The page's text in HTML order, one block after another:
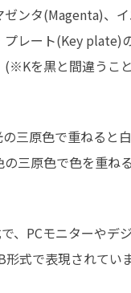
ゼンタ(Magenta)、
レート(Key plate)
(※Kを黒と間違うこ
三原色で重ねると
の三原色で色を重ね
、PCモニターやデ
式で表現されていま